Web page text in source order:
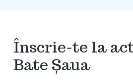
Înscrie-te la
Bate Șaua